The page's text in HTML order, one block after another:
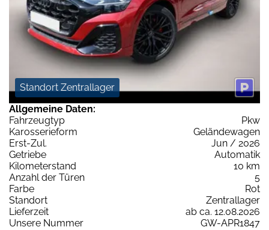
Standort Zentrallager
Allgemeine Daten:
Fahrzeugtyp
Pkw
Karosserieform
Geländewagen
Erst-Zul.
Jun / 2026
Getriebe
Automatik
Kilometerstand
10 km
Anzahl der Türen
5
Farbe
Rot
Standort
Zentrallager
Lieferzeit
ab ca. 12.08.2026
Unsere Nummer
GW-APR1847